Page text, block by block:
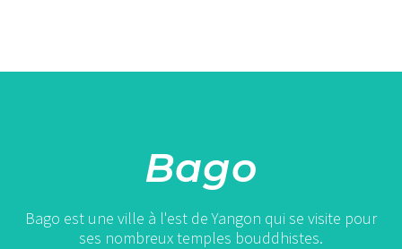
Bago
Bago est une ville à l'est de Yangon qui se visite pour
ses nombreux temples bouddhistes.